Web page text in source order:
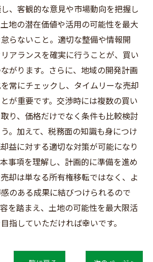
、客観的な意見や市場動向を把握し
地の潜在価値や活用の可能性を最大
らないこと。適切な整備や情報開
アランスを確実に行うことが、買い
がります。さらに、地域の開発計画
常にチェックし、タイムリーな売却
が重要です。交渉時には複数の買い
り、価格だけでなく条件も比較検討
。加えて、税務面の知識も身につけ
益に対する適切な対策が可能になり
事項を理解し、計画的に準備を進め
却は単なる所有権移転ではなく、よ
のある成果に結びつけられるので
を踏まえ、土地の可能性を最大限活
指していただければ幸いです。